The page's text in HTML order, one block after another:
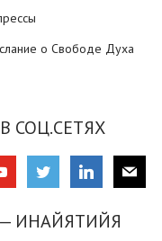
о Свободе Духа
В СОЦ.СЕТЯХ
— ИНАЙЯТИЙЯ